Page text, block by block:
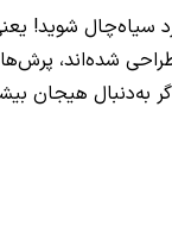
شده‌اند،
به‌دنبال هیجان